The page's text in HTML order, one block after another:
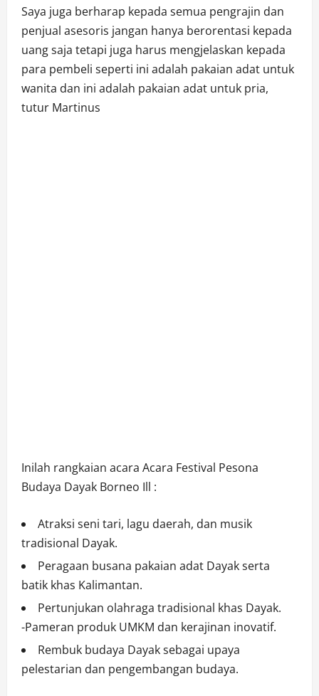
Saya juga berharap kepada semua pengrajin dan
penjual asesoris jangan hanya berorentasi kepada
uang saja tetapi juga harus mengjelaskan kepada
para pembeli seperti ini adalah pakaian adat untuk
wanita dan ini adalah pakaian adat untuk pria,
tutur Martinus
Inilah rangkaian acara Acara Festival Pesona
Budaya Dayak Borneo Ill :
Atraksi seni tari, lagu daerah, dan musik
tradisional Dayak.
Peragaan busana pakaian adat Dayak serta
batik khas Kalimantan.
Pertunjukan olahraga tradisional khas Dayak.
-Pameran produk UMKM dan kerajinan inovatif.
Rembuk budaya Dayak sebagai upaya
pelestarian dan pengembangan budaya.